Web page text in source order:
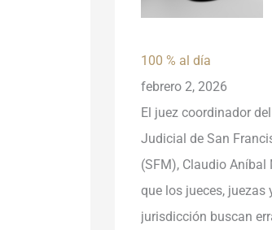
100 % al día
febrero 2, 2026
El juez coordinador
Judicial de San
(SFM), Claudio Aníbal
que los jueces, juezas
jurisdicción buscan